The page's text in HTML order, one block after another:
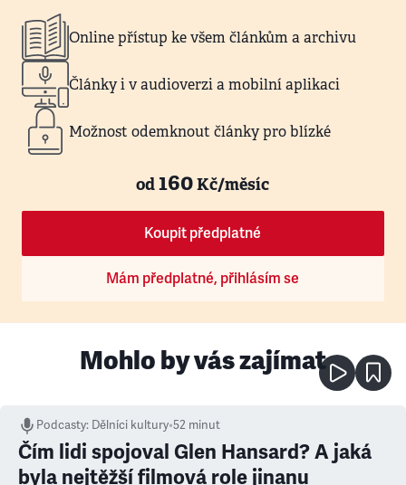
Online přístup ke všem článkům a archivu
Články i v audioverzi a mobilní aplikaci
Možnost odemknout články pro blízké
od160Kč/měsíc
Koupit předplatné
Mám předplatné, přihlásím se
Mohlo by vás zajímat
Podcasty: Dělníci kultury•52 minut
Čím lidi spojoval Glen Hansard? A jaká
byla nejtěžší filmová role jinanu